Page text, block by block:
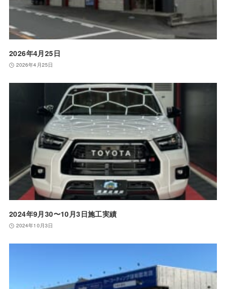
2026年4月25日
2026年4月25日
2024年9月30〜10月3日施工実績
2024年10月3日